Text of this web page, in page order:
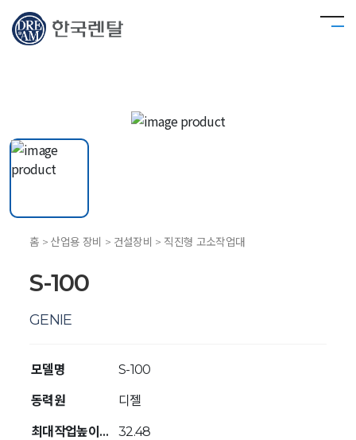
홈 > 산업용 장비 > 건설장비 > 직진형 고소작업대
S-100
GENIE
모델명 S-100
동력원 디젤
최대작업높이(m) 32.48